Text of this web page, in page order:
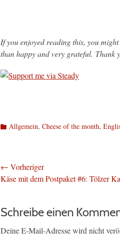
If you enjoyed reading this, you
than happy and very grateful. Thank
Kategorien
Allgemein, Cheese of the month,
Beitragsnavigation
← Vorheriger
Vorheriger
Käse mit dem Postpaket #6: Tölzer
Schreibe einen
Deine E-Mail-Adresse wird nicht